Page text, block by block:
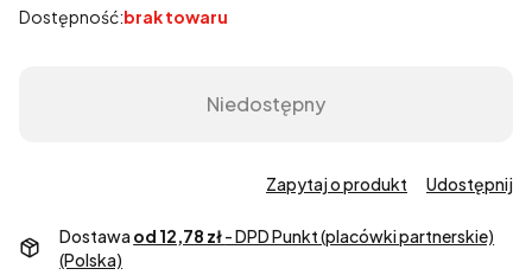
Dostępność:brak towaru
Niedostępny
Zapytaj o produkt Udostępnij
Dostawa od 12,78 zł- DPD Punkt (placówki partnerskie)
(Polska)